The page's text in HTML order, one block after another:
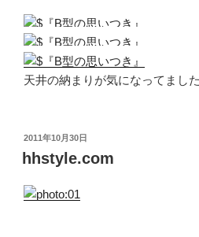
天井の納まりが気になってまし
投
稿
日:
2011年10月30日
hhstyle.com